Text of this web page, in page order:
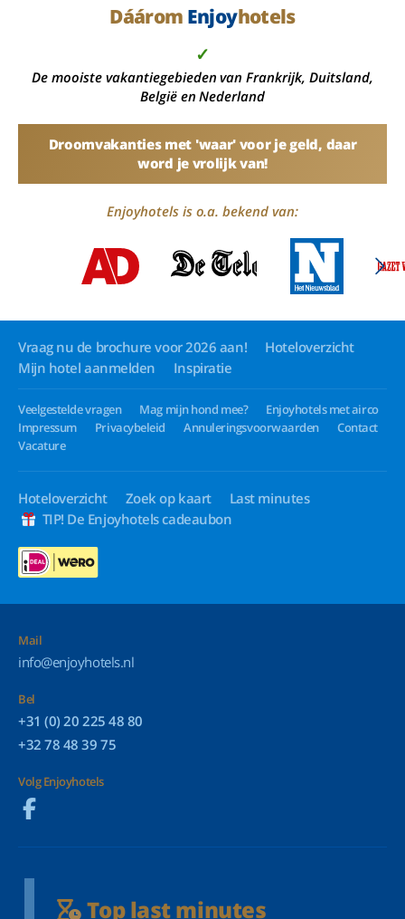
Dáárom Enjoyhotels
✓
De mooiste vakantiegebieden van Frankrijk, Duitsland,
België en Nederland
Droomvakanties met 'waar' voor je geld, daar
word je vrolijk van!
Enjoyhotels is o.a. bekend van:
Vraag nu de brochure voor 2026 aan!
Hoteloverzicht
Mijn hotel aanmelden
Inspiratie
Veelgestelde vragen Mag mijn hond mee?
Enjoyhotels met airco
Impressum
Privacybeleid Annuleringsvoorwaarden
Contact
Vacature
Hoteloverzicht Zoek op kaart
Last minutes
TIP! De Enjoyhotels cadeaubon
Mail
info@enjoyhotels.nl
Bel
+31 (0) 20 225 48 80
+32 78 48 39 75
Volg Enjoyhotels
Top last minutes